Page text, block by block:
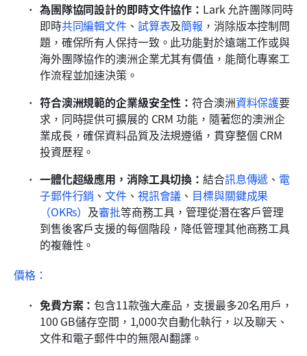
為團隊協同設計的即時文件協作： Lark 允許團隊同時
即時共同編輯文件、 試算表及簡報 ，消除版本控制問
題，確保所有人保持一致。此功能對於遠端工作或與
海外團隊協作的澳洲企業尤其有價值，能簡化專案工
作流程並加速決策。
符合澳洲規範的企業級安全性：符合澳洲資料保護要
求，同時提供可擴展的 CRM 功能，隨著您的澳洲企
業成長，確保資料品質及法規遵循，貫穿整個 CRM
投資歷程。
一體化超級應用，消除工具切換：結合訊息傳遞 、 電
子郵件行銷 、文件 、 視訊會議 、 目標與關鍵成果
（OKRs） 及審批等商務工具，管理從潛在客戶管理
到售後客戶支援的每個階段，降低管理其他商務工具
的複雜性。
價格：
免費方案：包含11款強大產品，支援最多20名用戶，
100 GB儲存空間，1,000次自動化執行，以及聊天、
文件和電子郵件中的無限AI翻譯。